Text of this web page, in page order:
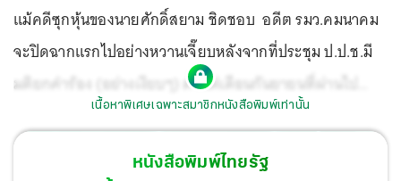
แม้คดีซุกหุ้นของนายศักดิ์สยาม ชิดชอบ อดีต รมว.คมนาคม
จะปิดฉากแรกไปอย่างหวานเจี๊ยบหลังจากที่ประชุม ป.ป.ช.มี
มติยกคำร้อง (อย่างเงียบๆ) ตั้งแต่เดือนกันยายนที่ผ่านไป
ทำให้ นายศักดิ์สยาม รอดข้อหาฝ่าฝืนมาตรฐานจริยธรรมไป
พร้อมกัน
เนื้อหาพิเศษเฉพาะสมาชิกหนังสือพิมพ์เท่านั้น
หนังสือพิมพ์ไทยรัฐ